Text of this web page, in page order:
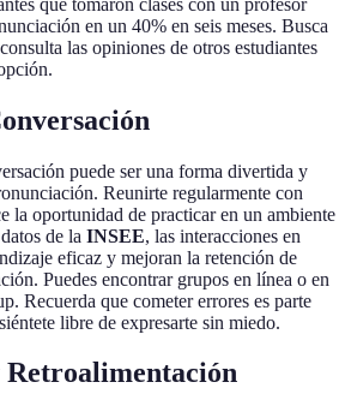
en un 40% en seis meses. Busca
las opiniones de otros estudiantes
puede ser una forma divertida y
Reunirte regularmente con
la oportunidad de practicar en un ambiente
de la INSEE, las interacciones en
eficaz y mejoran la retención de
Puedes encontrar grupos en línea o en
Recuerda que cometer errores es parte
libre de expresarte sin miedo.